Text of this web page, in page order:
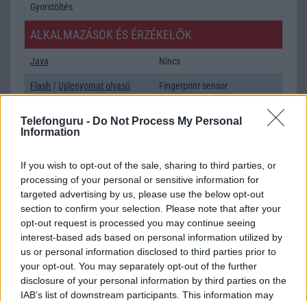
Telefonguru - Do Not Process My Personal
Information
If you wish to opt-out of the sale, sharing to third parties, or
processing of your personal or sensitive information for
targeted advertising by us, please use the below opt-out
section to confirm your selection. Please note that after your
opt-out request is processed you may continue seeing
interest-based ads based on personal information utilized by
us or personal information disclosed to third parties prior to
your opt-out. You may separately opt-out of the further
disclosure of your personal information by third parties on the
IAB’s list of downstream participants. This information may
Gyorstöltés
ALKALMAZÁSOK ÉS ÉRZÉKELŐK
Java Nincs
Flash / Ujjlenyomat olvasó Fingerprint sensor
Organizer
T9 szótár alkalmazás független szótár
Office alkalmazások alap szolgáltatás
Iránytũ ecompass
Extrák Nincs
EGYÉB
Vibra jelzés alap szolgáltatás